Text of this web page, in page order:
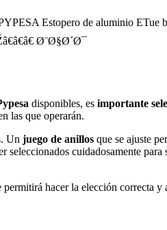
disponibles, es importante
las que operarán.
Un juego de anillos que se ajuste
seleccionados cuidadosamente
hacer la elección correcta y